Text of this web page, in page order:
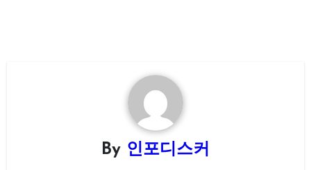
By 인포디스커